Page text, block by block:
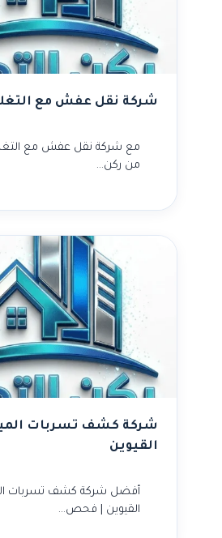
شركة نقل عفش مع
مع شركة نقل عفش مع
من ركن…
شركة كشف تسربات
القيوين
أفضل شركة كشف تسربات
القيوين | فحص…